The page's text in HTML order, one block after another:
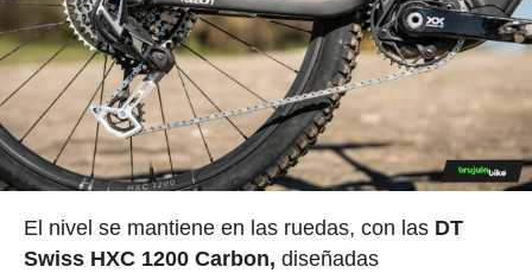
El nivel se mantiene en las ruedas, con las DT
Swiss HXC 1200 Carbon, diseñadas